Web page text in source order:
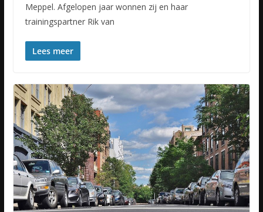
Meppel. Afgelopen jaar wonnen zij en haar
trainingspartner Rik van
Lees meer